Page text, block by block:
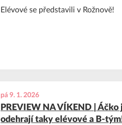
Elévové se představili v Rožnově!
pá 9. 1. 2026
PREVIEW NA VÍKEND |
odehrají taky elévové a B-